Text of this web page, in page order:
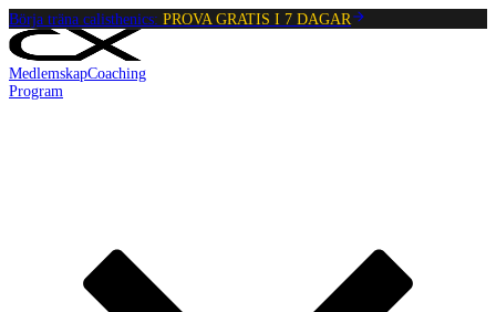
Börja träna calisthenics: PROVA GRATIS I 7 DAGAR
MedlemskapCoaching
Program